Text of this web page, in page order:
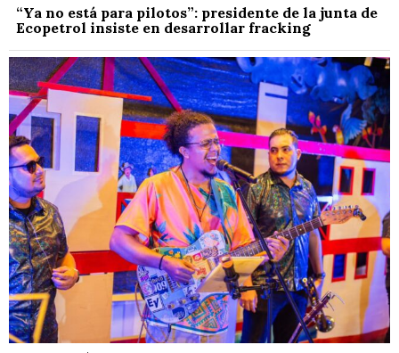
“Ya no está para pilotos”: presidente de la junta de
Ecopetrol insiste en desarrollar fracking